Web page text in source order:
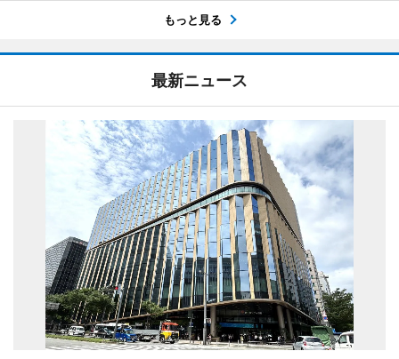
もっと見る
最新ニュース